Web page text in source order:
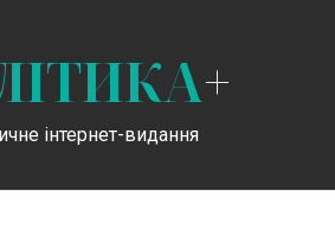
+
інтернет-видання